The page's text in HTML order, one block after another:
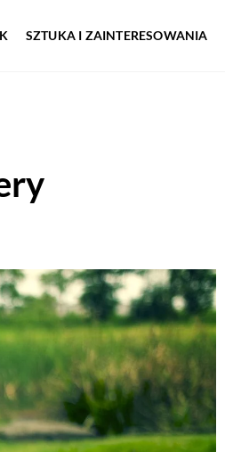
SZTUKA I ZAINTERESOWANIA